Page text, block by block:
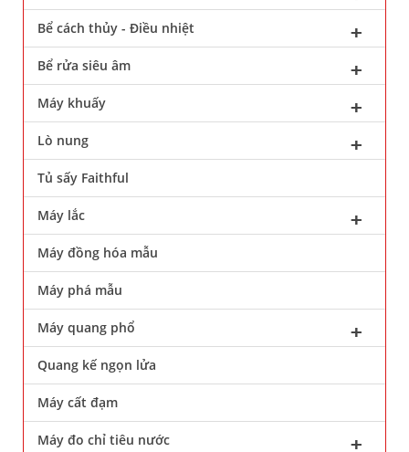
Bể cách thủy - Điều nhiệt
Bể rửa siêu âm
Máy khuấy
Lò nung
Tủ sấy Faithful
Máy lắc
Máy đồng hóa mẫu
Máy phá mẫu
Máy quang phổ
Quang kế ngọn lửa
Máy cất đạm
Máy đo chỉ tiêu nước